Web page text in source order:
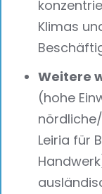
Klimas
Weitere
(hohe
Leiria für